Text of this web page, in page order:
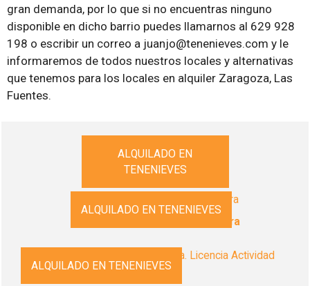
gran demanda, por lo que si no encuentras ninguno
disponible en dicho barrio puedes llamarnos al 629 928
198 o escribir un correo a juanjo@tenenieves.com y le
informaremos de todos nuestros locales y alternativas
que tenemos para los locales en alquiler Zaragoza, Las
Fuentes.
ALQUILADO EN
TENENIEVES
Calle Riglos 10 local derecha
ALQUILADO EN TENENIEVES
Calle Balaitus 11 derecha trasera
ALQUILADO EN TENENIEVES